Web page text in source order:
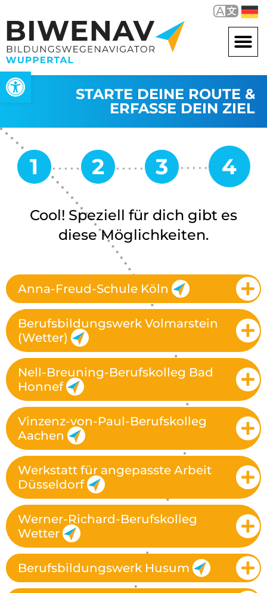
Werkzeugleiste öffnen
STARTE DEINE ROUTE &
ERFASSE DEIN ZIEL
Cool! Speziell für dich gibt es
diese Möglichkeiten.
Anna-Freud-Schule Köln
Berufsbildungswerk Volmarstein
(Wetter)
Nell-Breuning-Berufskolleg Bad
Honnef
Vinzenz-von-Paul-Berufskolleg
Aachen
Werkstatt für angepasste Arbeit
Düsseldorf
Werner-Richard-Berufskolleg
Wetter
Berufsbildungswerk Husum